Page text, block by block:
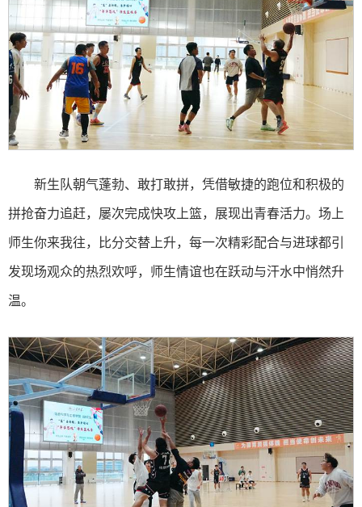
新生队朝气蓬勃、敢打敢拼，凭借敏捷的跑位和积极的
拼抢奋力追赶，屡次完成快攻上篮，展现出青春活力。场上
师生你来我往，比分交替上升，每一次精彩配合与进球都引
发现场观众的热烈欢呼，师生情谊也在跃动与汗水中悄然升
温。